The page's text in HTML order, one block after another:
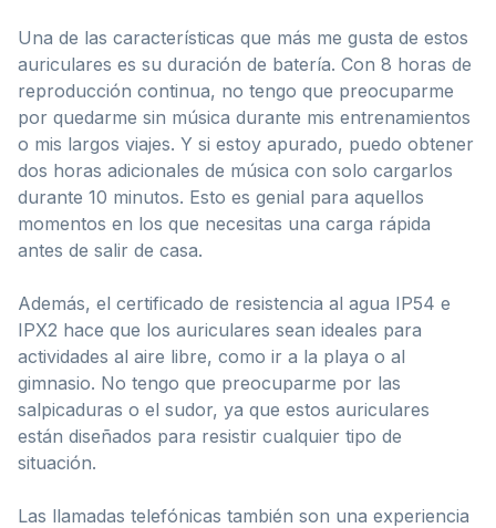
Una de las características que más me gusta de estos
auriculares es su duración de batería. Con 8 horas de
reproducción continua, no tengo que preocuparme
por quedarme sin música durante mis entrenamientos
o mis largos viajes. Y si estoy apurado, puedo obtener
dos horas adicionales de música con solo cargarlos
durante 10 minutos. Esto es genial para aquellos
momentos en los que necesitas una carga rápida
antes de salir de casa.
Además, el certificado de resistencia al agua IP54 e
IPX2 hace que los auriculares sean ideales para
actividades al aire libre, como ir a la playa o al
gimnasio. No tengo que preocuparme por las
salpicaduras o el sudor, ya que estos auriculares
están diseñados para resistir cualquier tipo de
situación.
Las llamadas telefónicas también son una experiencia